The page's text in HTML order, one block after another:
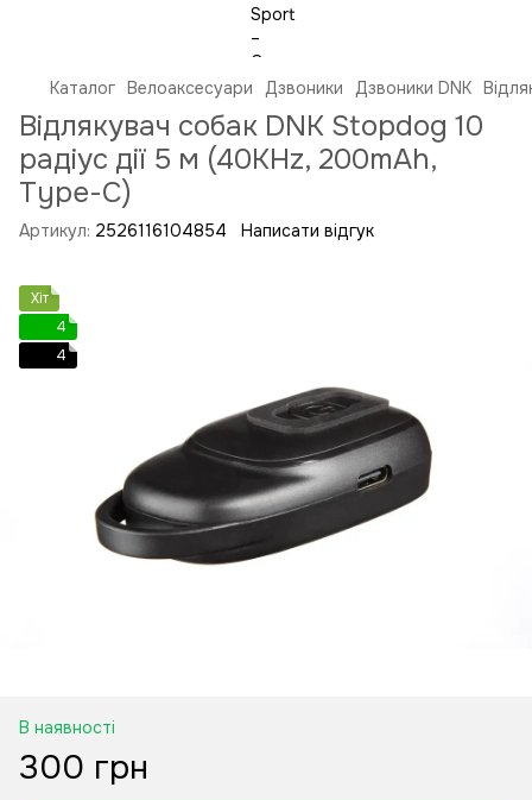
Каталог Велоаксесуари Дзвоники Дзвоники DNK
Відлякувач собак DNK Stopdog 10
радіус дії 5 м (40KHz, 200mAh,
Type-C)
Артикул: 2526116104854 Написати відгук
Хіт
4
4
В наявності
300 грн